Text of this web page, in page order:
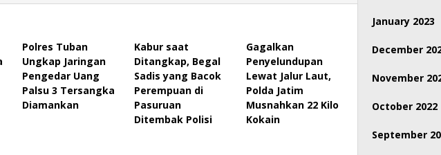
Polres Tuban
Ungkap Jaringan
Pengedar Uang
Palsu 3 Tersangka
Diamankan
Kabur saat
Ditangkap, Begal
Sadis yang Bacok
Perempuan di
Pasuruan
Ditembak Polisi
Gagalkan
Penyelundupan
Lewat Jalur Laut,
Polda Jatim
Musnahkan 22 Kilo
Kokain
January 2023
December
November
October 2022
September